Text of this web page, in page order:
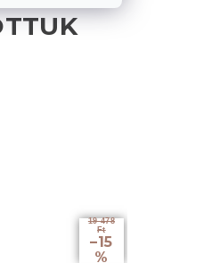
19 478
Ft
–15
%